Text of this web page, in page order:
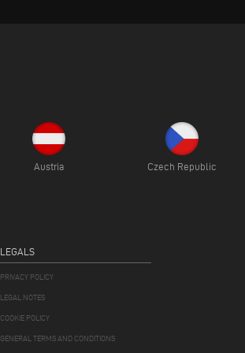
Austria Czech Republic
LEGALS
PRIVACY POLICY
LEGAL NOTES
COOKIE POLICY
GENERAL TERMS AND CONDITIONS